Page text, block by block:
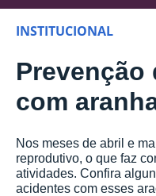
INSTITUCIONAL
Prevenção
com
Nos meses de abril e
reprodutivo, o que faz
atividades. Confira
acidentes com esses